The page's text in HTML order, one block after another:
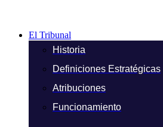
El Tribunal
Historia
Definiciones Estratégicas
Atribuciones
Funcionamiento